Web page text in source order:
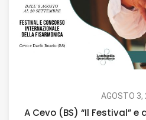
AGOSTO 3,
A Cevo (BS) “Il Festival” e